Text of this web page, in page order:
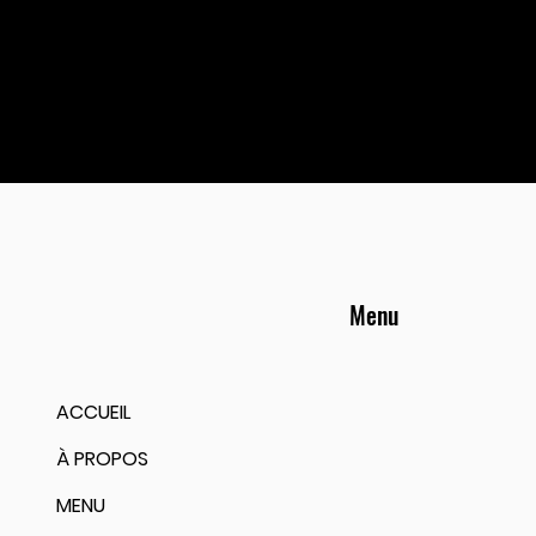
Menu
ACCUEIL
À PROPOS
MENU